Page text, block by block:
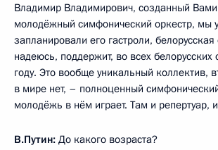
Владимир Владимирович, созданный
молодёжный симфонический оркестр, мы
запланировали его гастроли, белорусская
надеюсь, поддержит, во всех белорусских
году. Это вообще уникальный коллектив,
в мире нет, – полноценный
молодёжь в нём играет. Там и репертуар,
В.Путин: До какого возраста?